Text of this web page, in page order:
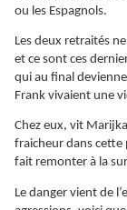
ou les Espagnols.
Les deux retraités
et ce sont ces
qui au final
Frank vivaient une
Chez eux, vit
fraicheur dans cette
fait remonter à la
Le danger vient de